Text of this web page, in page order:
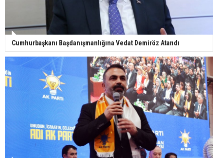
Cumhurbaşkanı Başdanışmanlığına Vedat Demiröz Atandı